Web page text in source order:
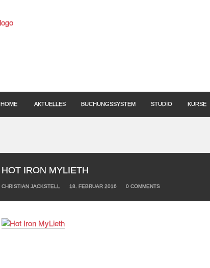
HOME AKTUELLES BUCHUNGSSYSTEM STUDIO KURSE
HOT IRON MYLIETH
CHRISTIAN JACKSTELL 18. FEBRUAR 2016 0 COMMENTS